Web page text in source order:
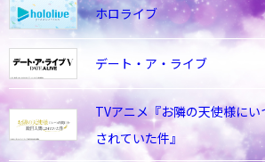
ホロライブ
デート・ア・ライブ
TVアニメ『お隣の天使様に
されていた件』